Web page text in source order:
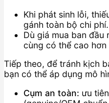
Khi phát sinh lỗi,
gánh toàn bộ chi phí.
Dù giá mua ban đầu
cùng có thể cao hơn
Tiếp theo, để tránh kịch
bạn có thể áp dụng mô
Cụm an toàn: ưu